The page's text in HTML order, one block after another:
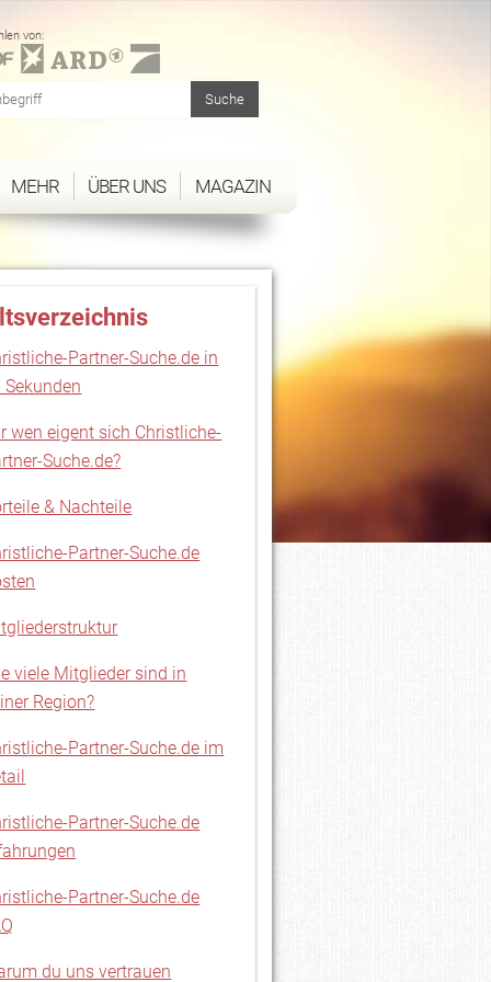
von:
MEHR ÜBER UNS MAGAZIN
Partner-Suche.de in
Sekunden
wen eigent sich Christliche-
Suche.de?
& Nachteile
Partner-Suche.de
viele Mitglieder sind in
Region?
Partner-Suche.de im
Partner-Suche.de
Partner-Suche.de
du uns vertrauen